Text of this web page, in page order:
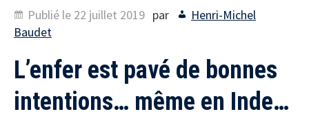
Publié le 22 juillet 2019 par
Henri-Michel
Baudet
L’enfer est pavé de bonnes
intentions… même en Inde…